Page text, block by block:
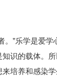
。”乐学是爱
识的载体。
培养和感染